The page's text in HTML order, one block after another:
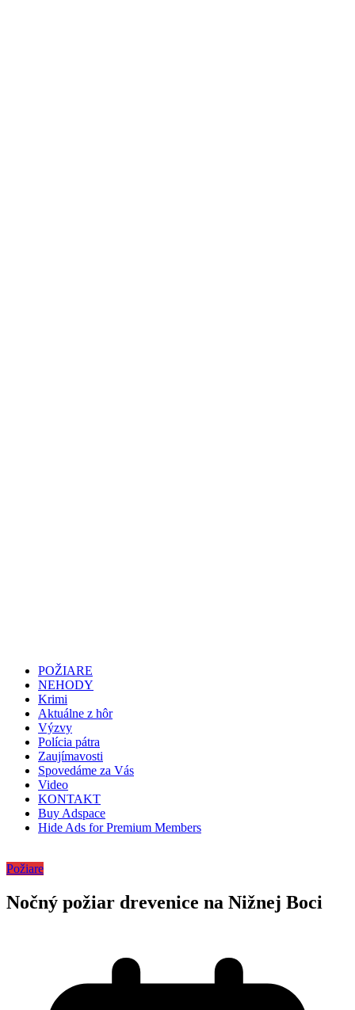
POŽIARE
NEHODY
Krimi
Aktuálne z hôr
Výzvy
Polícia pátra
Zaujímavosti
Spovedáme za Vás
Video
KONTAKT
Buy Adspace
Hide Ads for Premium Members
Požiare
Nočný požiar drevenice na Nižnej Boci